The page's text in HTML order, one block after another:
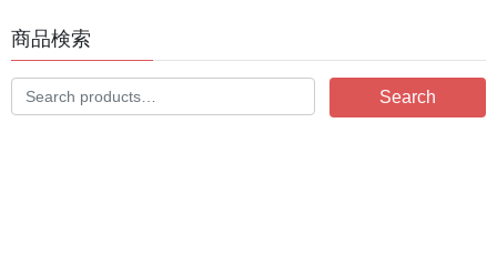
You may also like…
商品検索
Search
for:
Search